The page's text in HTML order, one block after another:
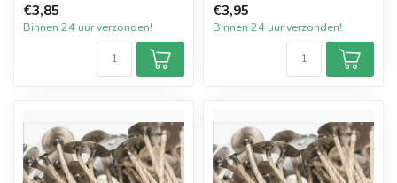
verpa...
€3,85
Binnen 24 uur verzonden!
verp...
€3,95
Binnen 24 uur verzonden!